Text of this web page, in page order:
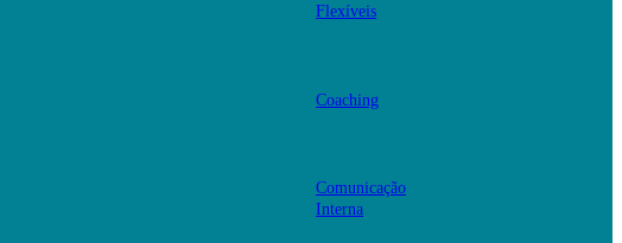
Flexíveis
Coaching
Comunicação
Interna